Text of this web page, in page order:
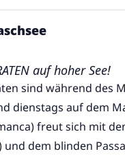
auf hoher See!
sind während des
dienstags auf dem
freut sich mit
dem blinden